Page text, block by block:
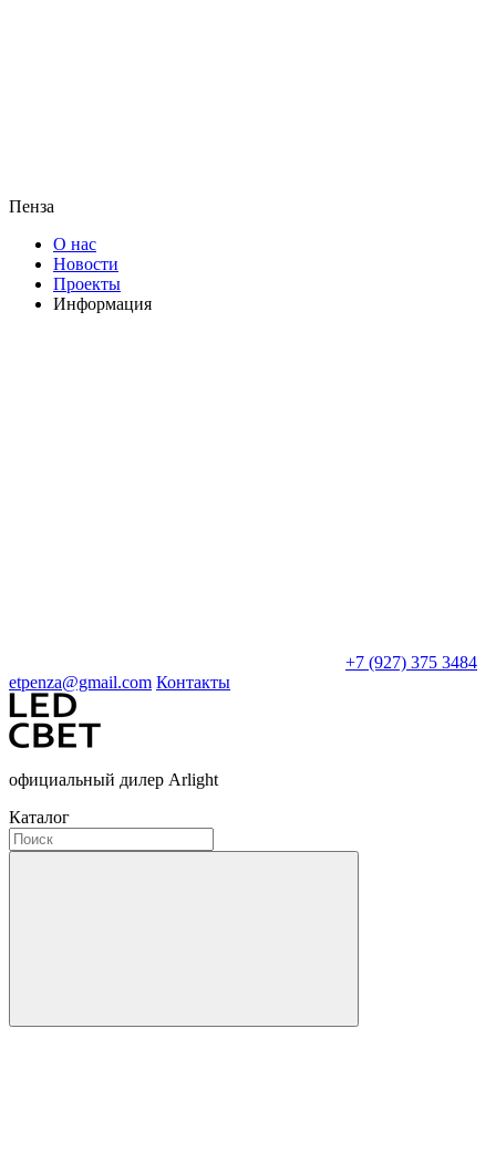
Пенза
О нас
Новости
Проекты
Информация
+7 (927) 375 3484
etpenza@gmail.com Контакты
официальный дилер Arlight
Каталог